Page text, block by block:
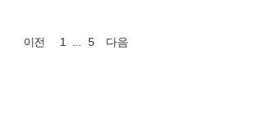
이전 1 5 다음